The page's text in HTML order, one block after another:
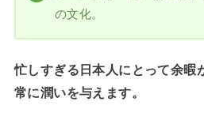
の文化。
忙しすぎる日本人にとって余暇
常に潤いを与えます。